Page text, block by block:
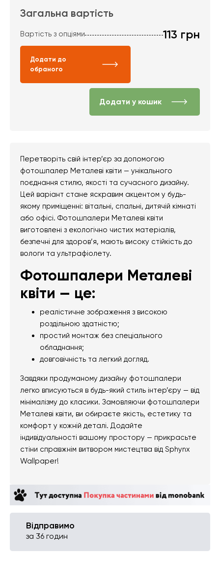
Загальна вартість
Вартість з опціями 113 грн
Додати до
обраного
Додати у кошик
Перетворіть свій інтер’єр за допомогою
фотошпалер Металеві квіти — унікального
поєднання стилю, якості та сучасного дизайну.
Цей варіант стане яскравим акцентом у будь-
якому приміщенні: вітальні, спальні, дитячій кімнаті
або офісі. Фотошпалери Металеві квіти
виготовлені з екологічно чистих матеріалів,
безпечні для здоров’я, мають високу стійкість до
вологи та ультрафіолету.
Фотошпалери Металеві
квіти — це:
реалістичне зображення з високою
роздільною здатністю;
простий монтаж без спеціального
обладнання;
довговічність та легкий догляд.
Завдяки продуманому дизайну фотошпалери
легко вписуються в будь-який стиль інтер’єру — від
мінімалізму до класики. Замовляючи фотошпалери
Металеві квіти, ви обираєте якість, естетику та
комфорт у кожній деталі. Додайте
індивідуальності вашому простору — прикрасьте
стіни справжнім витвором мистецтва від Sphynx
Wallpaper!
Відправимо
за 36 годин